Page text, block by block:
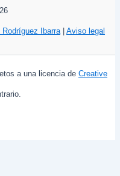
Ibarra| Aviso legal
a una licencia de Creative